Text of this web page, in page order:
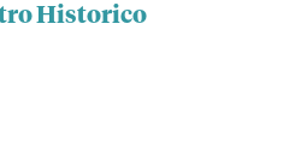
Historico